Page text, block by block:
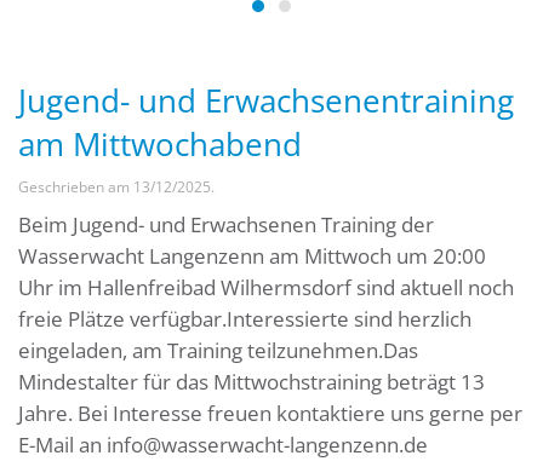
Wasserwacht Bayern
Jugend- und Erwachsenentraining
am Mittwochabend
Geschrieben am 13/12/2025.
Beim Jugend- und Erwachsenen Training der
Wasserwacht Langenzenn am Mittwoch um 20:00
Uhr im Hallenfreibad Wilhermsdorf sind aktuell noch
freie Plätze verfügbar.Interessierte sind herzlich
eingeladen, am Training teilzunehmen.Das
Mindestalter für das Mittwochstraining beträgt 13
Jahre. Bei Interesse freuen kontaktiere uns gerne per
E-Mail an info@wasserwacht-langenzenn.de